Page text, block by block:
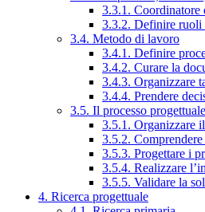
3.3.1. Coordinatore
3.3.2. Definire ruoli
3.4. Metodo di lavoro
3.4.1. Definire
3.4.2. Curare la
3.4.3. Organizzare
3.4.4. Prendere
3.5. Il processo progettuale
3.5.1. Organizzare
3.5.2.
3.5.3. Progettare i
3.5.4. Realizzare
3.5.5. Validare la
4. Ricerca progettuale